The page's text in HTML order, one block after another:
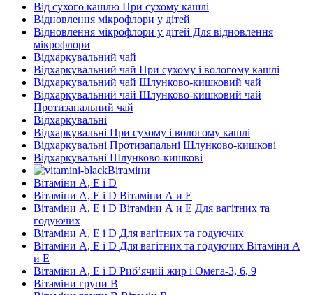
Від сухого кашлю При сухому кашлі
Відновлення мікрофлори у дітей
Відновлення мікрофлори у дітей Для відновлення
мікрофлори
Відхаркувальний чай
Відхаркувальний чай При сухому і вологому кашлі
Відхаркувальний чай Шлунково-кишковий чай
Відхаркувальний чай Шлунково-кишковий чай
Протизапальний чай
Відхаркувальні
Відхаркувальні При сухому і вологому кашлі
Відхаркувальні Протизапальні Шлунково-кишкові
Відхаркувальні Шлунково-кишкові
Вітаміни
Вітаміни А, Е і D
Вітаміни А, Е і D Вітаміни А и E
Вітаміни А, Е і D Вітаміни А и E Для вагітних та
годуючих
Вітаміни А, Е і D Для вагітних та годуючих
Вітаміни А, Е і D Для вагітних та годуючих Вітаміни А
и E
Вітаміни А, Е і D Риб’ячий жир і Омега-3, 6, 9
Вітаміни групи В